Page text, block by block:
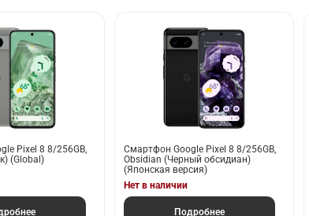
Pixel 8 8/256GB,
(Global)
Смартфон Google Pixel 8 8/256GB,
Obsidian (Черный обсидиан)
(Японская версия)
Нет в наличии
Подробнее